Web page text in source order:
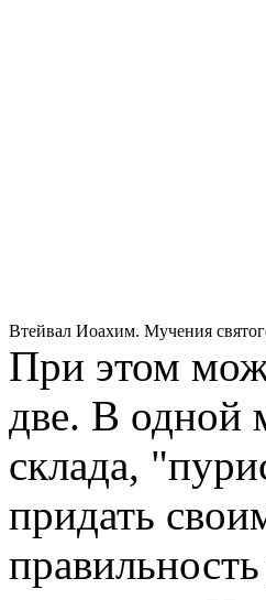
Втейвал Иоахим. Мучения
При этом
две. В одной
склада,
придать